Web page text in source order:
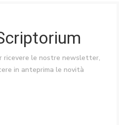
ricevere le nostre newsletter,
in anteprima le novità